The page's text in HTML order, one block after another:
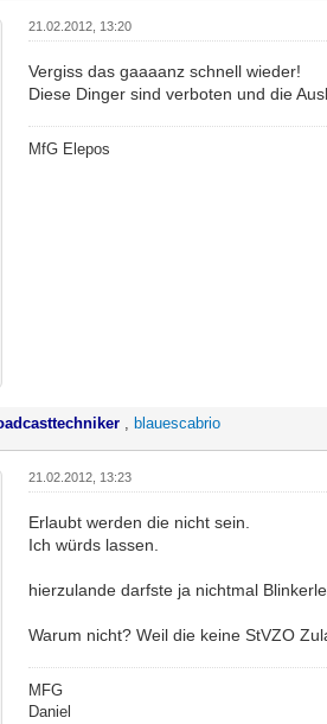
21.02.2012, 13:20
Vergiss das gaaaanz schnell wieder!
Diese Dinger sind verboten und die
MfG Elepos
blauescabrio
21.02.2012, 13:23
Erlaubt werden die nicht sein.
Ich würds lassen.
hierzulande darfste ja nichtmal
Warum nicht? Weil die keine StVZO
MFG
Daniel